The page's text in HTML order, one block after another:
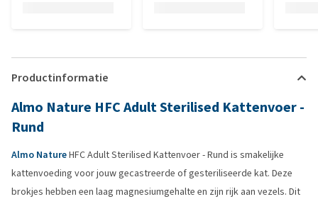
Productinformatie
Almo Nature HFC Adult Sterilised Kattenvoer -
Rund
Almo NatureHFC Adult Sterilised Kattenvoer - Rund is smakelijke
kattenvoeding voor jouw gecastreerde of gesteriliseerde kat. Deze
brokjes hebben een laag magnesiumgehalte en zijn rijk aan vezels. Dit